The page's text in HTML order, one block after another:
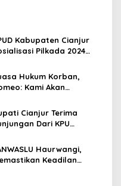
Kabupaten Cianjur
Pilkada 2024
Hukum Korban,
Kami Akan
Cianjur Terima
Dari KPU
Haurwangi,
Keadilan